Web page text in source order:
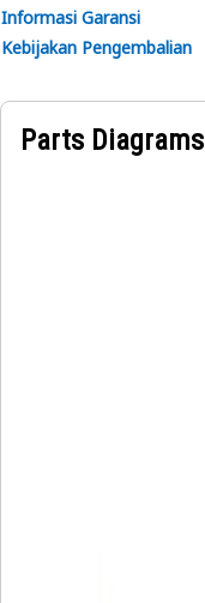
Informasi Garansi
Kebijakan Pengembalian
Parts Diagrams